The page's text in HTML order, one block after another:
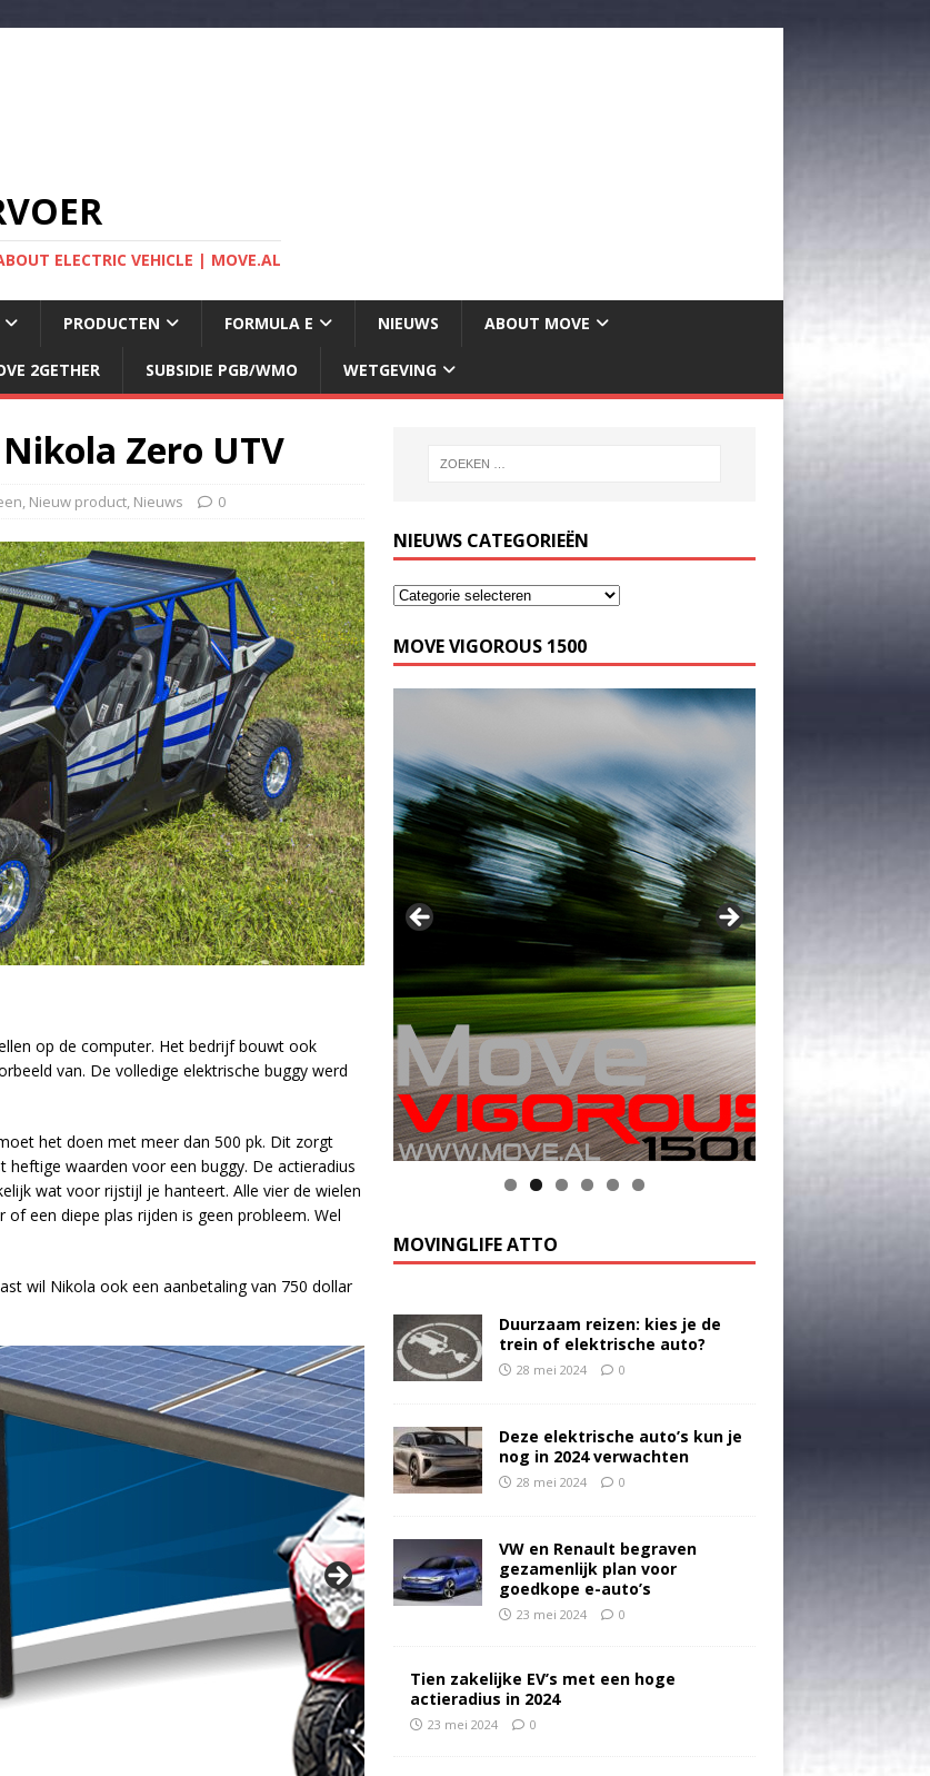
ELECTRIC VEHICLE | MOVE.AL
PRODUCTEN FORMULA E NIEUWS ABOUT MOVE
2GETHER SUBSIDIE PGB/WMO WETGEVING
Zero UTV
, Nieuw product, Nieuws 0
op de computer. Het bedrijf bouwt ook
van. De volledige elektrische buggy werd
het doen met meer dan 500 pk. Dit zorgt
waarden voor een buggy. De actieradius
wat voor rijstijl je hanteert. Alle vier de wielen
een diepe plas rijden is geen probleem. Wel
wil Nikola ook een aanbetaling van 750 dollar
NIEUWS CATEGORIEËN
MOVE VIGOROUS 1500
MOVINGLIFE ATTO
Duurzaam reizen: kies je de
trein of elektrische auto?
28 mei 2024 0
Deze elektrische auto’s kun je
nog in 2024 verwachten
28 mei 2024 0
VW en Renault begraven
gezamenlijk plan voor
goedkope e-auto’s
23 mei 2024 0
Tien zakelijke EV’s met een hoge
actieradius in 2024
23 mei 2024 0